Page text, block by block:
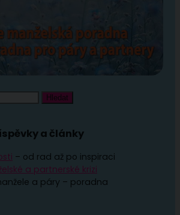
a články
– od rad až po inspiraci
a partnerské krizi
a páry – poradna